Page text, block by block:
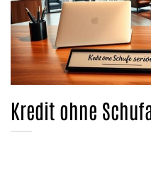
Kredit ohne